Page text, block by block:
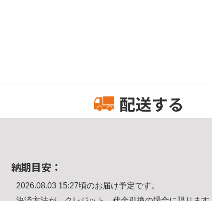
配送する
納期目安：
2026.08.03 15:27頃のお届け予定です。